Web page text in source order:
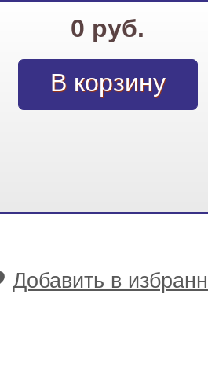
0 руб.
Добавить в